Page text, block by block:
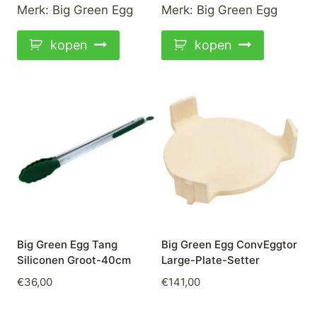
Merk: Big Green Egg
kopen
Merk: Big Green Egg
kopen
Big Green Egg Tang
Siliconen Groot-40cm
€36,00
Big Green Egg ConvEggtor
Large-Plate-Setter
€141,00